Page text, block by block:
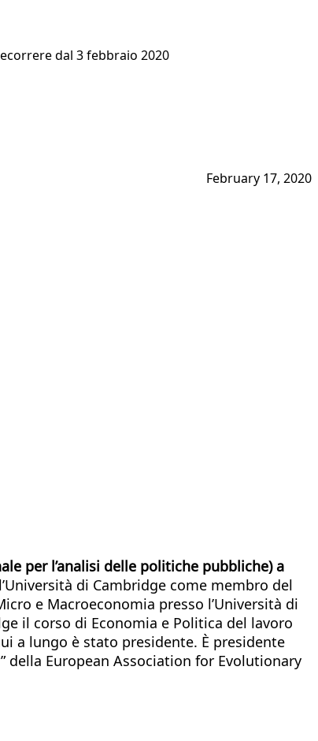
dal 3 febbraio 2020
February 17, 2020
per l’analisi delle politiche pubbliche) a
di Cambridge come membro del
e Macroeconomia presso l’Università di
il corso di Economia e Politica del lavoro
a lungo è stato presidente. È presidente
della European Association for Evolutionary